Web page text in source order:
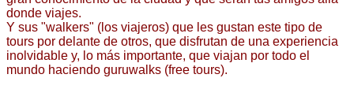
donde viajes.
Y sus "walkers" (los viajeros) que les gustan este tipo de
tours por delante de otros, que disfrutan de una experiencia
inolvidable y, lo más importante, que viajan por todo el
mundo haciendo guruwalks (free tours).